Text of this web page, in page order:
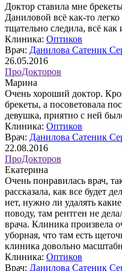
Доктор ставила мне
Даниловой всё как-то
тщательно следила, всё
Клиника: Оптиков
Врач: Данилова Сатеник
26.05.2016
ПроДокторов
Марина
Очень хороший доктор.
брекеты, а посоветовала
девушка, приятно с ней
Клиника: Оптиков
Врач: Данилова Сатеник
22.08.2016
ПроДокторов
Екатерина
Очень понравилась врач,
рассказала, как все будет
нет, нужно ли удалять
поводу, там рентген не
врача. Клиника произвела
уборная, что там есть
клиника довольно
Клиника: Оптиков
Врач: Данилова Сатеник